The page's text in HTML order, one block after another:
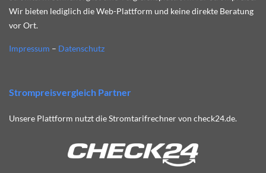
Wir bieten lediglich die Web-Plattform und keine direkte Beratung
vor Ort.
Impressum – Datenschutz
Strompreisvergleich Partner
Unsere Plattform nutzt die Stromtarifrechner von check24.de.